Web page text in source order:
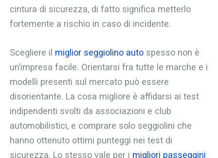
cintura di sicurezza, di fatto significa metterlo
fortemente a rischio in caso di incidente.
Scegliere il miglior seggiolino auto spesso non è
un’impresa facile. Orientarsi fra tutte le marche e i
modelli presenti sul mercato può essere
disorientante. La cosa migliore è affidarsi ai test
indipendenti svolti da associazioni e club
automobilistici, e comprare solo seggiolini che
hanno ottenuto ottimi punteggi nei test di
sicurezza. Lo stesso vale per i migliori passeggini